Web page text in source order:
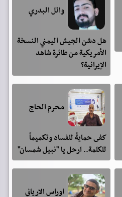
وائل البدري
هل دشن الجيش اليمني النسخة
الأمريكية من طائرة شاهد
الإيرانية؟
محرم الحاج
كفى حمايةً للفساد وتكميماً
للكلمة.. ارحل يا "نبيل شمسان"
اوراس الارياني